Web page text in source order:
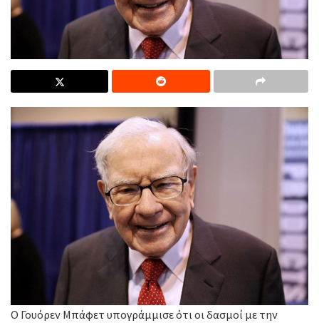
Ο Γουόρεν Μπάφετ υπογράμμισε ότι οι δασμοί με την